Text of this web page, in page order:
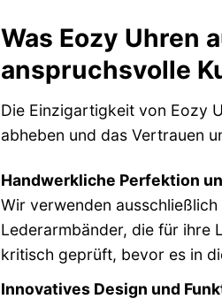
Was Eozy Uhren
anspruchsvolle
Die Einzigartigkeit von Eozy
abheben und das Vertrauen
Handwerkliche Perfektion
Wir verwenden
Lederarmbänder, die für ihre
kritisch geprüft, bevor es in
Innovatives Design und